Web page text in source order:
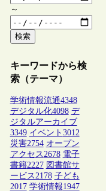
～
検索
キーワードから検
索（テーマ）
学術情報流通4348
デジタル化4098 デ
ジタルアーカイブ
3349 イベント 3012
災害2754 オープン
アクセス2678 電子
書籍2227 図書館サ
ービス2178 子ども
2017 学術情報1947